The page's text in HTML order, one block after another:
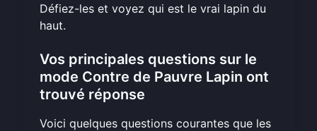
Défiez-les et voyez qui est le vrai lapin du
haut.
Vos principales questions sur le
mode Contre de Pauvre Lapin ont
trouvé réponse
Voici quelques questions courantes que les